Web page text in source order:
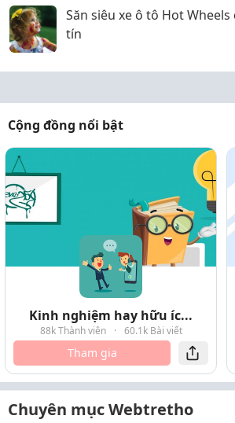
Săn siêu xe ô tô Hot
tín
Cộng đồng nổi bật
Kinh nghiệm hay hữu íc...
88k Thành viên · 60.1k Bài viết
Tham gia
Chuyên mục Webtretho